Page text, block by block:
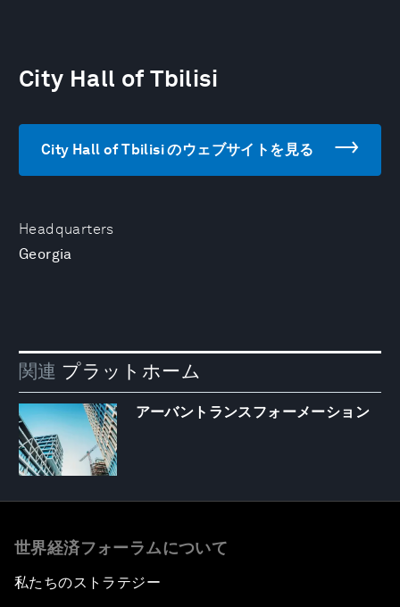
Headquarters
Georgia
City Hall of Tbilisi
City Hall of Tbilisi のウェブサイトを見る
関連 プラットホーム
アーバントランスフォーメーション
世界経済フォーラムについて
私たちのストラテジー